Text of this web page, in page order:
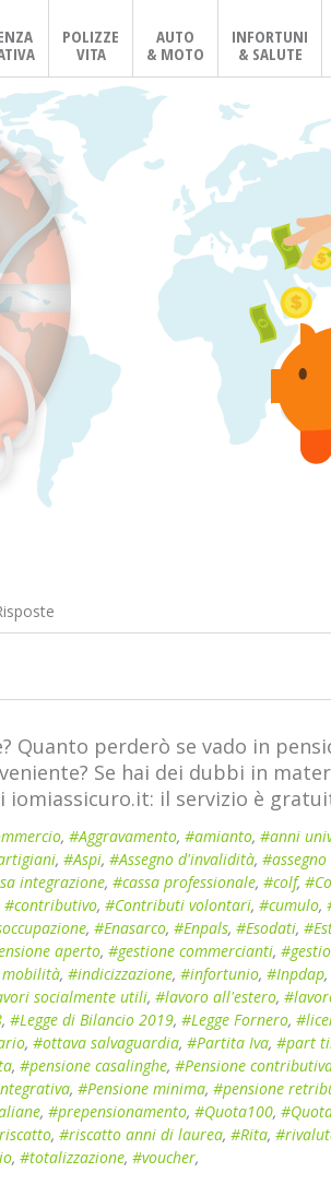
POLIZZE
VITA
AUTO
& MOTO
INFORTUNI
& SALUTE
perderò se vado in
Se hai dei dubbi in
iomiassicuro.it: il servizio è
, #Aggravamento, #amianto, #anni
, #Aspi, #Assegno d'invalidità,
integrazione, #cassa professionale, #colf,
#contributivo, #Contributi volontari, #cumulo,
, #Enasarco, #Enpals, #Esodati,
aperto, #gestione commercianti,
, #indicizzazione, #infortunio, #Inpdap,
socialmente utili, #lavoro all'estero,
, #Legge di Bilancio 2019, #Legge Fornero,
, #ottava salvaguardia, #Partita Iva, #part
, #pensione casalinghe, #Pensione
, #Pensione minima, #pensione
, #prepensionamento, #Quota100,
, #riscatto anni di laurea, #Rita,
, #totalizzazione, #voucher,